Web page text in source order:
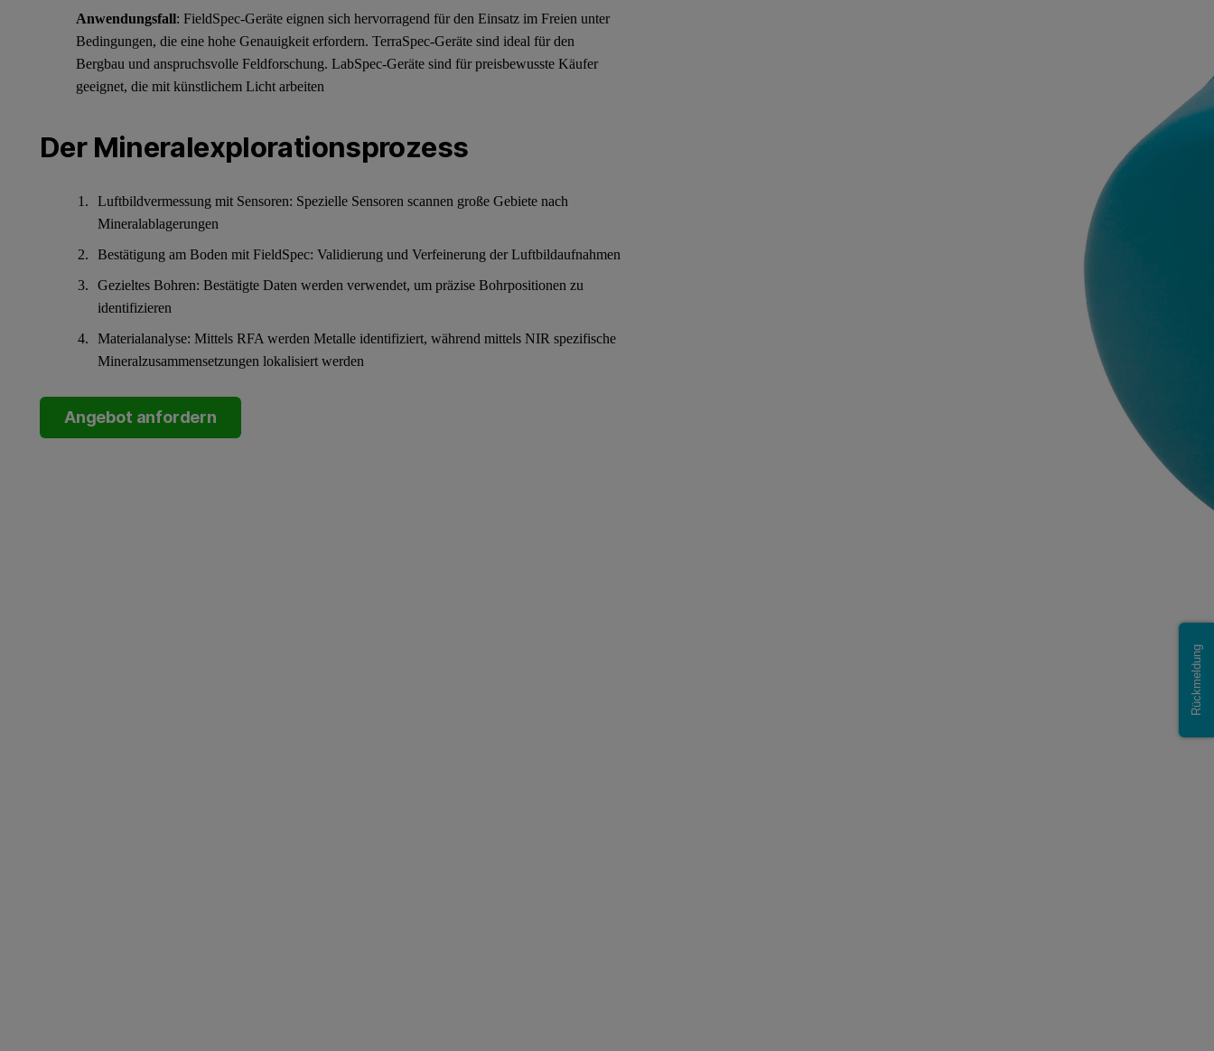
Anwendungsfall: FieldSpec-Geräte eignen sich hervorragend für den Einsatz im Freien unter
Bedingungen, die eine hohe Genauigkeit erfordern. TerraSpec-Geräte sind ideal für den
Bergbau und anspruchsvolle Feldforschung. LabSpec-Geräte sind für preisbewusste Käufer
geeignet, die mit künstlichem Licht arbeiten
Der Mineralexplorationsprozess
Luftbildvermessung mit Sensoren: Spezielle Sensoren scannen große Gebiete nach
Mineralablagerungen
Bestätigung am Boden mit FieldSpec: Validierung und Verfeinerung der Luftbildaufnahmen
Gezieltes Bohren: Bestätigte Daten werden verwendet, um präzise Bohrpositionen zu
identifizieren
Materialanalyse: Mittels RFA werden Metalle identifiziert, während mittels NIR spezifische
Mineralzusammensetzungen lokalisiert werden
Angebot anfordern
Rückmeldung